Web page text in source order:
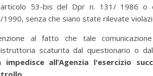
selezionare la categoria di tuo interesse
53-bis del Dpr n. 131/ 1986 o
1990, senza che siano state rilevate
al fatto che tale
scaturita dal questionario o
impedisce all’Agenzia l'esercizio
.